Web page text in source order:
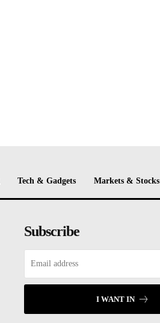
Tech & Gadgets Markets & Stocks
Subscribe
I WANT IN